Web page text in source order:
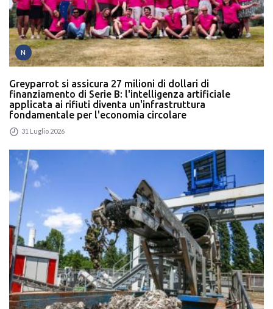
N
Greyparrot si assicura 27 milioni di dollari di
finanziamento di Serie B: l'intelligenza artificiale
applicata ai rifiuti diventa un'infrastruttura
fondamentale per l'economia circolare
31 Luglio 2026